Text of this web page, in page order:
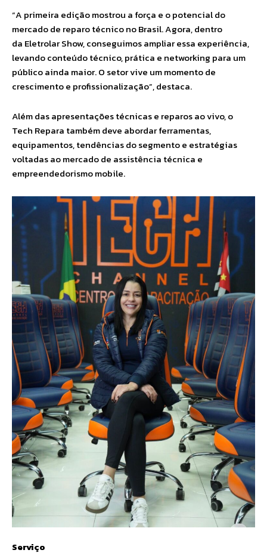
“A primeira edição mostrou a força e o potencial do
mercado de reparo técnico no Brasil. Agora, dentro
da Eletrolar Show, conseguimos ampliar essa experiência,
levando conteúdo técnico, prática e networking para um
público ainda maior. O setor vive um momento de
crescimento e profissionalização”, destaca.
Além das apresentações técnicas e reparos ao vivo, o
Tech Repara também deve abordar ferramentas,
equipamentos, tendências do segmento e estratégias
voltadas ao mercado de assistência técnica e
empreendedorismo mobile.
Serviço